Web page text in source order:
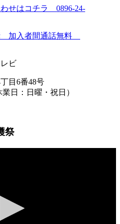
目6番48号
日：日曜・祝日）
祭